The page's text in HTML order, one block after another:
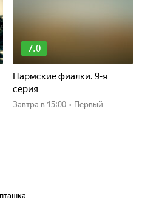
7.0
Пармские фиалки. 9-я
серия
Завтра в 15:00 • Первый